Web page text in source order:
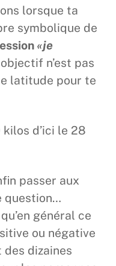
lorsque ta
symbolique de
«je
n’est pas
latitude pour te
d’ici le 28
passer aux
question…
général ce
ou négative
dizaines